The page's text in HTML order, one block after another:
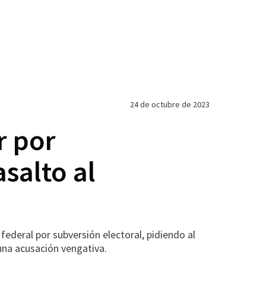
24 de octubre de 2023
por
al
por subversión electoral, pidiendo al
acusación vengativa.